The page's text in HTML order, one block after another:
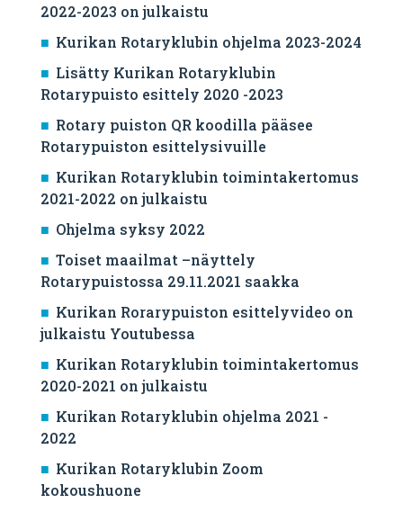
2022-2023 on julkaistu
Kurikan Rotaryklubin ohjelma 2023-2024
Lisätty Kurikan Rotaryklubin
Rotarypuisto esittely 2020 -2023
Rotary puiston QR koodilla pääsee
Rotarypuiston esittelysivuille
Kurikan Rotaryklubin toimintakertomus
2021-2022 on julkaistu
Ohjelma syksy 2022
Toiset maailmat –näyttely
Rotarypuistossa 29.11.2021 saakka
Kurikan Rorarypuiston esittelyvideo on
julkaistu Youtubessa
Kurikan Rotaryklubin toimintakertomus
2020-2021 on julkaistu
Kurikan Rotaryklubin ohjelma 2021 -
2022
Kurikan Rotaryklubin Zoom
kokoushuone